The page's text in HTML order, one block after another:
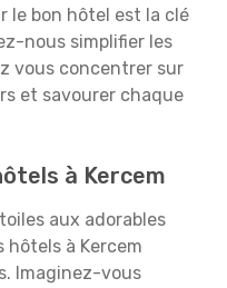
le bon hôtel est la clé
nous simplifier les
vous concentrer sur
et savourer chaque
à Kercem
aux adorables
à Kercem
Imaginez-vous